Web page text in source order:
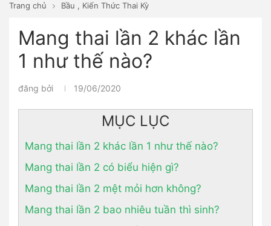
Trang chủ Bầu , Kiến Thức Thai Kỳ
Mang thai lần 2 khác lần
1 như thế nào?
đăng bởi 19/06/2020
MỤC LỤC
Mang thai lần 2 khác lần 1 như thế nào?
Mang thai lần 2 có biểu hiện gì?
Mang thai lần 2 mệt mỏi hơn không?
Mang thai lần 2 bao nhiêu tuần thì sinh?